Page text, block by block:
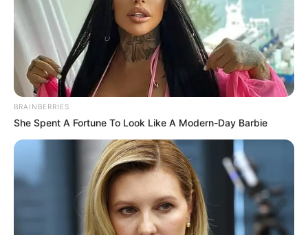
2025’s Most Impactful Celebrity Farewells
BRAINBERRIES
BRAINBERRIES
She Spent A Fortune To Look Like A Modern-Day Barbie